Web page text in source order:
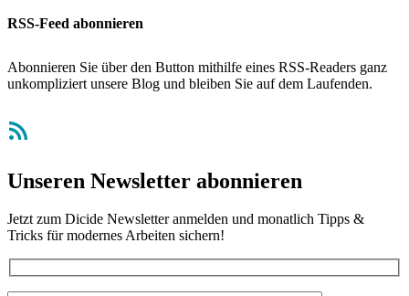
RSS-Feed abonnieren
Abonnieren Sie über den Button mithilfe eines RSS-Readers ganz
unkompliziert unsere Blog und bleiben Sie auf dem Laufenden.
RSS-Feed
Unseren Newsletter abonnieren
Jetzt zum Dicide Newsletter anmelden und monatlich Tipps &
Tricks für modernes Arbeiten sichern!